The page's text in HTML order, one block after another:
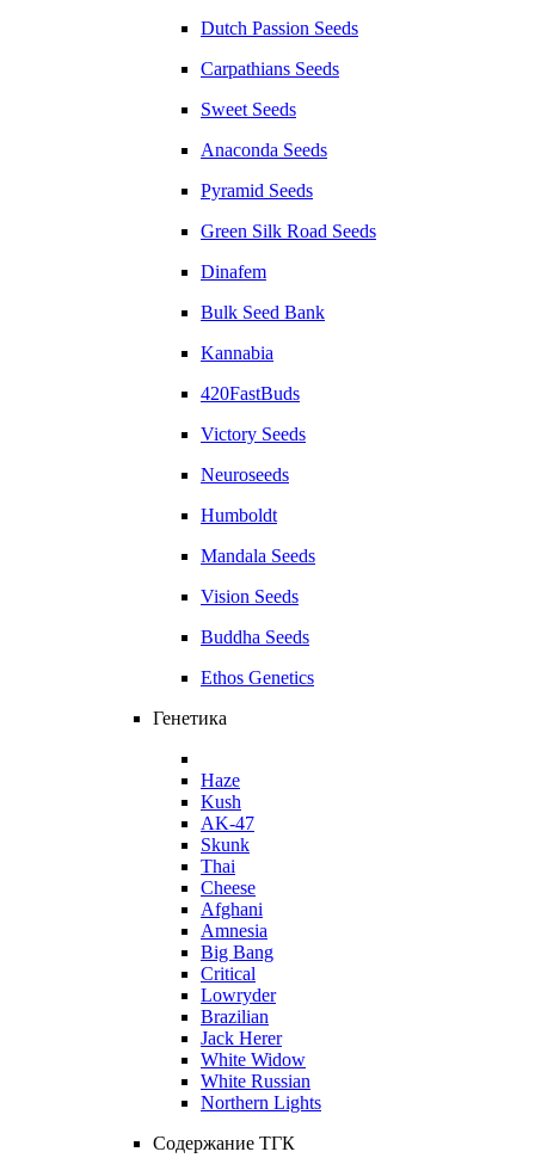
Dutch Passion Seeds
Carpathians Seeds
Sweet Seeds
Anaconda Seeds
Pyramid Seeds
Green Silk Road Seeds
Dinafem
Bulk Seed Bank
Kannabia
420FastBuds
Victory Seeds
Neuroseeds
Humboldt
Mandala Seeds
Vision Seeds
Buddha Seeds
Ethos Genetics
Генетика
Haze
Kush
AK-47
Skunk
Thai
Cheese
Afghani
Amnesia
Big Bang
Critical
Lowryder
Brazilian
Jack Herer
White Widow
White Russian
Northern Lights
Содержание ТГК